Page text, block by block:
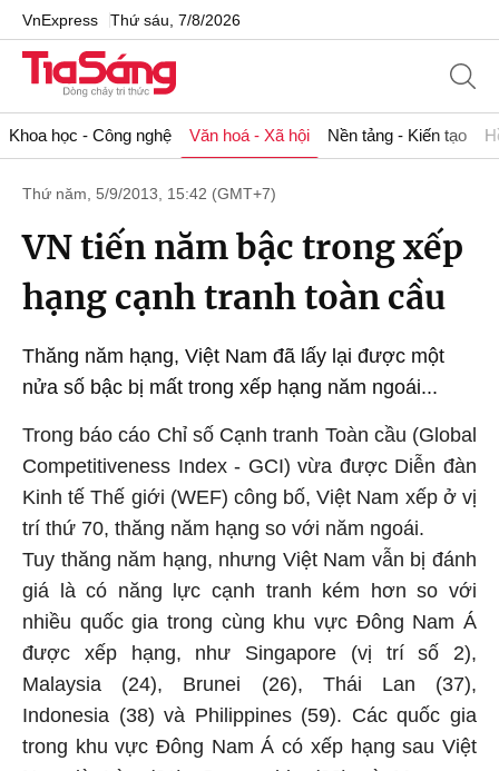
VnExpress Thứ sáu, 7/8/2026
Khoa học - Công nghệ Văn hoá - Xã hội Nền tảng - Kiến tạo
Thứ năm, 5/9/2013, 15:42 (GMT+7)
VN tiến năm bậc trong xếp
hạng cạnh tranh toàn cầu
Thăng năm hạng, Việt Nam đã lấy lại được một
nửa số bậc bị mất trong xếp hạng năm ngoái...
Trong báo cáo Chỉ số Cạnh tranh Toàn cầu (Global
Competitiveness Index - GCI) vừa được Diễn đàn
Kinh tế Thế giới (WEF) công bố, Việt Nam xếp ở vị
trí thứ 70, thăng năm hạng so với năm ngoái.
Tuy thăng năm hạng, nhưng Việt Nam vẫn bị đánh
giá là có năng lực cạnh tranh kém hơn so với
nhiều quốc gia trong cùng khu vực Đông Nam Á
được xếp hạng, như Singapore (vị trí số 2),
Malaysia (24), Brunei (26), Thái Lan (37),
Indonesia (38) và Philippines (59). Các quốc gia
trong khu vực Đông Nam Á có xếp hạng sau Việt